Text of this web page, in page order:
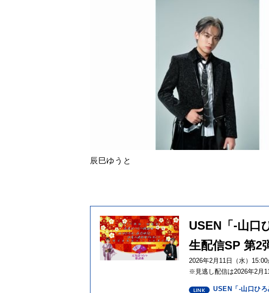
辰巳ゆうと
USEN「-山口
生配信SP 第2
2026年2月11日（水）
※見逃し配信は2026年2月
USEN「-山口ひ